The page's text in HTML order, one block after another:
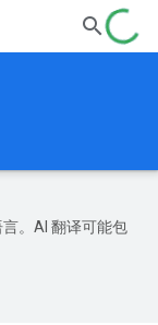
。AI 翻译可能包